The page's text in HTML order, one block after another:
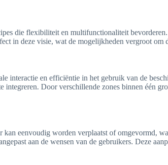
die flexibiliteit en multifunctionaliteit
in deze visie, wat de mogelijkheden vergroot om
interactie en efficiëntie in het gebruik van de
Door verschillende zones binnen één
eenvoudig worden verplaatst of omgevormd,
aan de wensen van de gebruikers. Deze